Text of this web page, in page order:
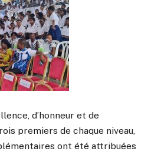
d’honneur et de
premiers de chaque niveau,
ont été attribuées